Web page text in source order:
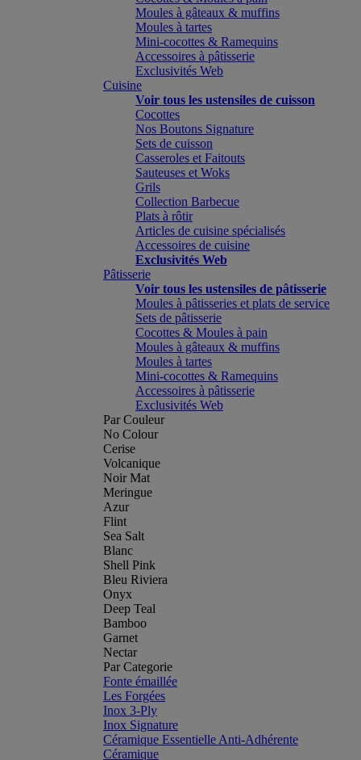
Moules à gâteaux & muffins
Moules à tartes
Mini-cocottes & Ramequins
Accessoires à pâtisserie
Exclusivités Web
Cuisine
Voir tous les ustensiles de cuisson
Cocottes
Nos Boutons Signature
Sets de cuisson
Casseroles et Faitouts
Sauteuses et Woks
Grils
Collection Barbecue
Plats à rôtir
Articles de cuisine spécialisés
Accessoires de cuisine
Exclusivités Web
Pâtisserie
Voir tous les ustensiles de pâtisserie
Moules à pâtisseries et plats de service
Sets de pâtisserie
Cocottes & Moules à pain
Moules à gâteaux & muffins
Moules à tartes
Mini-cocottes & Ramequins
Accessoires à pâtisserie
Exclusivités Web
Par Couleur
No Colour
Cerise
Volcanique
Noir Mat
Meringue
Azur
Flint
Sea Salt
Blanc
Shell Pink
Bleu Riviera
Onyx
Deep Teal
Bamboo
Garnet
Nectar
Par Categorie
Fonte émaillée
Les Forgées
Inox 3-Ply
Inox Signature
Céramique Essentielle Anti-Adhérente
Céramique